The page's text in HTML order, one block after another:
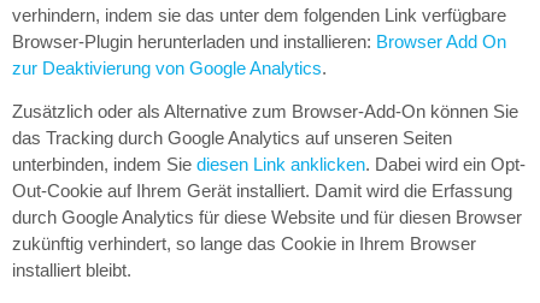
verhindern, indem sie das unter dem folgenden Link verfügbare
Browser-Plugin herunterladen und installieren: Browser Add On
zur Deaktivierung von Google Analytics.
Zusätzlich oder als Alternative zum Browser-Add-On können Sie
das Tracking durch Google Analytics auf unseren Seiten
unterbinden, indem Sie diesen Link anklicken. Dabei wird ein Opt-
Out-Cookie auf Ihrem Gerät installiert. Damit wird die Erfassung
durch Google Analytics für diese Website und für diesen Browser
zukünftig verhindert, so lange das Cookie in Ihrem Browser
installiert bleibt.